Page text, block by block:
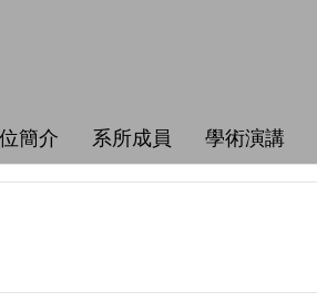
簡介 系所成員 學術演講